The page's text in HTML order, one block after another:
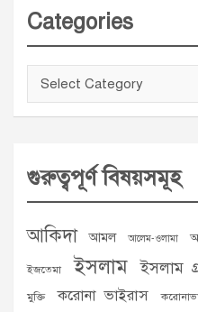
Categories
Categories
গুরুত্বপূর্ণ বিষয়সমূহ
আকিদা আমল আলেম-ওলামা
ইজতেমা ইসলাম ইসলাম
মুক্তি করোনা ভাইরাস